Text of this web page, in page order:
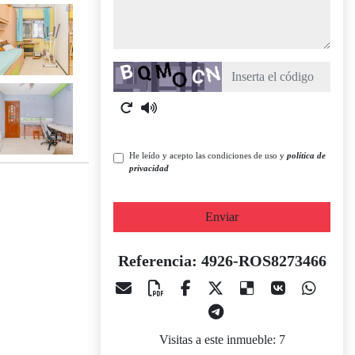
Captcha
He leído y acepto las condiciones de uso y política de
privacidad
Enviar
Referencia: 4926-ROS8273466
Visitas a este inmueble: 7